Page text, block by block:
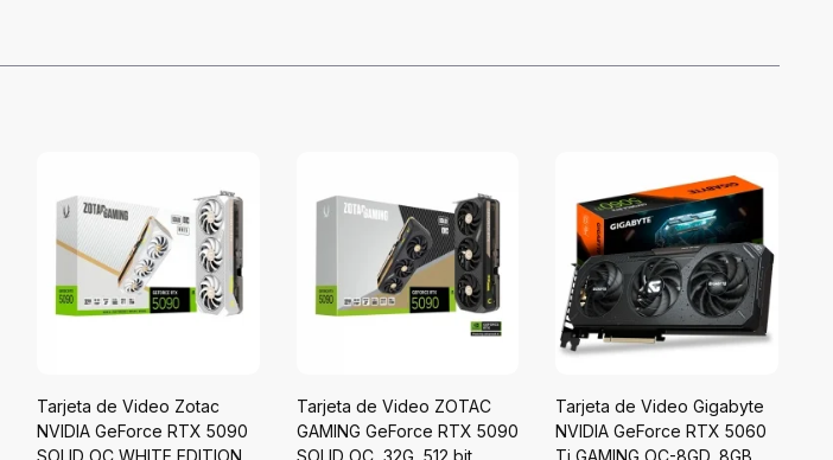
Tarjeta de Video Zotac
NVIDIA GeForce RTX 5090
SOLID OC WHITE EDITION,
Tarjeta de Video ZOTAC
GAMING GeForce RTX 5090
SOLID OC, 32G, 512 bit,
Tarjeta de Video Gigabyte
NVIDIA GeForce RTX 5060
Ti GAMING OC-8GD, 8GB